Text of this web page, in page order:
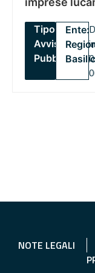
Tipo:
Avviso
Pubblico
Ente:
NOTE LEGALI